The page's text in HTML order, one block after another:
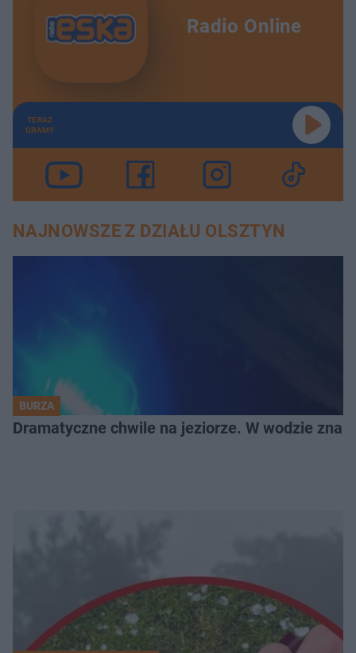
Radio Online
TERAZ
GRAMY
NAJNOWSZE Z DZIAŁU OLSZTYN
BURZA
Dramatyczne chwile na jeziorze. W wodzie